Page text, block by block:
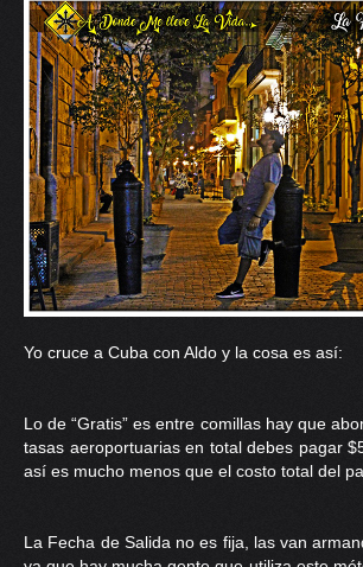
Yo cruce a Cuba con Aldo y la cosa es así:
Lo de “Gratis” es entre comillas hay que
tasas aeroportuarias en total debes pagar
así es mucho menos que el costo total del
La Fecha de Salida no es fija, las van